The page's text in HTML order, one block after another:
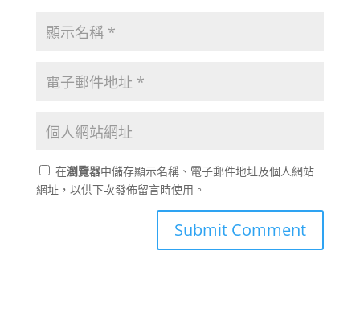
在瀏覽器中儲存顯示名稱、電子郵件地址及個人網站
網址，以供下次發佈留言時使用。